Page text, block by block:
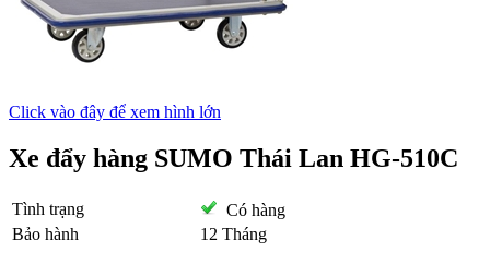
Click vào đây để xem hình lớn
Xe đẩy hàng SUMO Thái Lan HG-510C
Tình trạng
Có hàng
Bảo hành
12 Tháng